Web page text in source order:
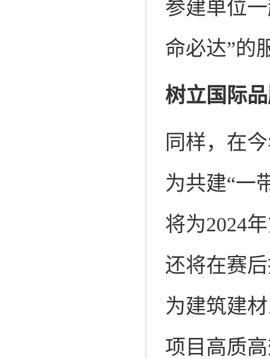
参建单位
命必达”的
树立国际
同样，在
为共建“一
将为2024
还将在赛
为建筑建
项目高质